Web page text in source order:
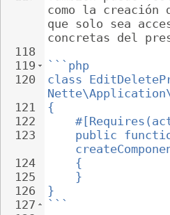
118
119
120
121
122
123
124
125
126
127
como la creación
que solo sea
concretas del
```php
class
{
public
{
}
}
```